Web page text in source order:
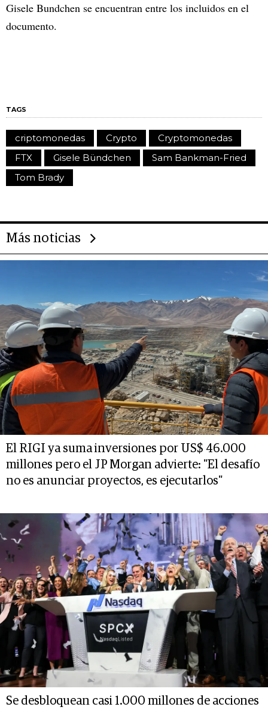
Gisele Bundchen se encuentran entre los incluidos en el
documento.
TAGS
criptomonedas Crypto
Cryptomonedas
FTX
Gisele Bündchen
Sam Bankman-Fried
Tom Brady
Más noticias
El RIGI ya suma inversiones por US$ 46.000
millones pero el JP Morgan advierte: "El desafío
no es anunciar proyectos, es ejecutarlos"
Se desbloquean casi 1.000 millones de acciones